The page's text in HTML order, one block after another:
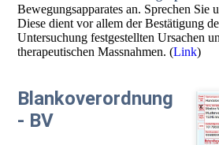
Bewegungsapparates an. Sprechen Sie
Diese dient vor allem der Bestätigung
Untersuchung festgestellten Ursachen
therapeutischen Massnahmen. (Link)
Blankoverordnung
- BV